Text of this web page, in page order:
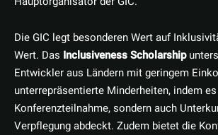
Die GIC legt besonderen Wert auf
Wert. Das Inclusiveness Scholarship
Entwickler aus Ländern mit geringem
unterrepräsentierte Minderheiten, indem
Konferenzteilnahme, sondern auch
Verpflegung abdeckt. Zudem bietet die